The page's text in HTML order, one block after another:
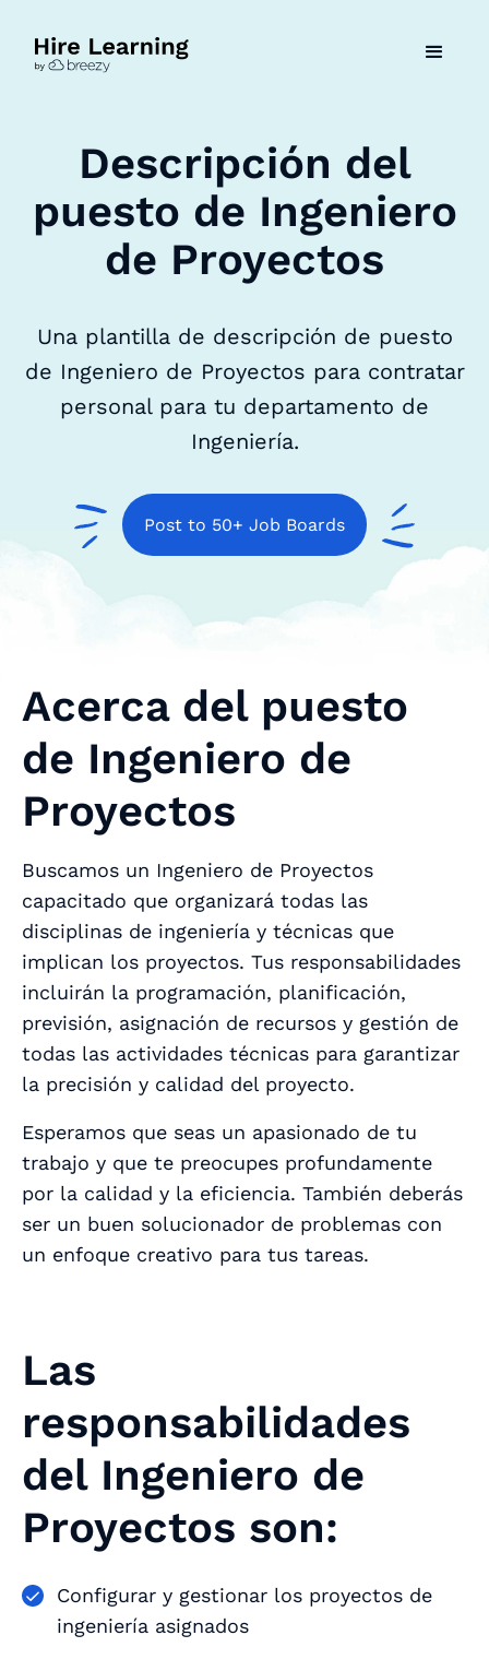
Descripción del
puesto de Ingeniero
de Proyectos
Una plantilla de descripción de puesto
de Ingeniero de Proyectos para contratar
personal para tu departamento de
Ingeniería.
Post to 50+ Job Boards
Acerca del puesto
de Ingeniero de
Proyectos
Buscamos un Ingeniero de Proyectos
capacitado que organizará todas las
disciplinas de ingeniería y técnicas que
implican los proyectos. Tus responsabilidades
incluirán la programación, planificación,
previsión, asignación de recursos y gestión de
todas las actividades técnicas para garantizar
la precisión y calidad del proyecto.
Esperamos que seas un apasionado de tu
trabajo y que te preocupes profundamente
por la calidad y la eficiencia. También deberás
ser un buen solucionador de problemas con
un enfoque creativo para tus tareas.
Las
responsabilidades
del Ingeniero de
Proyectos son:
Configurar y gestionar los proyectos de
ingeniería asignados